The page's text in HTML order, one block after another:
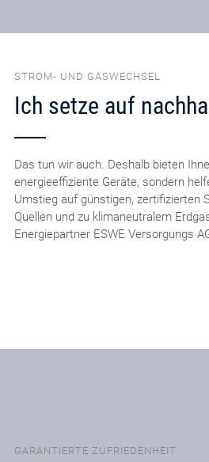
STROM- UND GASWECHSEL
Ich setze auf
Das tun wir auch. Deshalb bieten
energieeffiziente Geräte, sondern
Umstieg auf günstigen, zertifizierten
Quellen und zu klimaneutralem
Energiepartner ESWE Versorgungs
GARANTIERTE ZUFRIEDENHEIT